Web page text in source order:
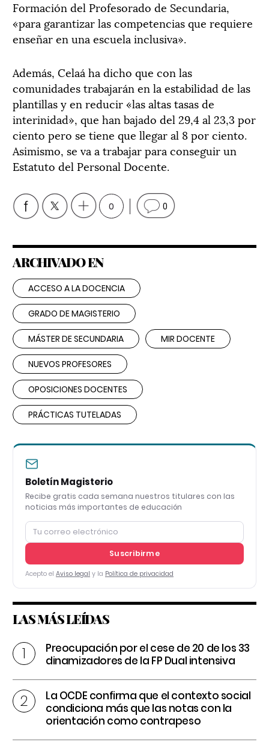
Formación del Profesorado de Secundaria,
«para garantizar las competencias que requiere
enseñar en una escuela inclusiva».
Además, Celaá ha dicho que con las
comunidades trabajarán en la estabilidad de las
plantillas y en reducir «las altas tasas de
interinidad», que han bajado del 29,4 al 23,3 por
ciento pero se tiene que llegar al 8 por ciento.
Asimismo, se va a trabajar para conseguir un
Estatuto del Personal Docente.
0 0
ARCHIVADO EN
ACCESO A LA DOCENCIA
GRADO DE MAGISTERIO
MÁSTER DE SECUNDARIA MIR DOCENTE
NUEVOS PROFESORES
OPOSICIONES DOCENTES
PRÁCTICAS TUTELADAS
Boletín Magisterio
Recibe gratis cada semana nuestros titulares con las
noticias más importantes de educación
Suscribirme
Acepto el Aviso legal y la Política de privacidad
LAS MÁS LEÍDAS
Preocupación por el cese de 20 de los 33
dinamizadores de la FP Dual intensiva
La OCDE confirma que el contexto social
condiciona más que las notas con la
orientación como contrapeso